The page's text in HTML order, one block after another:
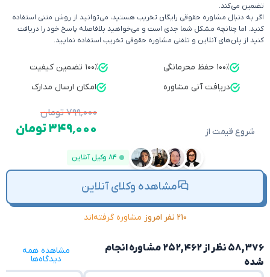
تضمین می‌کند.
اگر به دنبال مشاوره حقوقی رایگان تخریب هستید، می‌توانید از روش متنی استفاده
کنید. اما چنانچه مشکل شما جدی است و می‌خواهید بلافاصله پاسخ خود را دریافت
کنید از پلن‌های آنلاین و تلفنی مشاوره حقوقی تخریب استفاده نمایید.
۱۰۰٪ حفظ محرمانگی
۱۰۰٪ تضمین کیفیت
دریافت آنی مشاوره
امکان ارسال مدارک
شروع قیمت از
۷۹۹٬۰۰۰ تومان
۳۴۹٬۰۰۰ تومان
۸۴ وکیل آنلاین
مشاهده وکلای آنلاین
۲۱۰ نفر امروز مشاوره گرفته‌اند
۵۸,۳۷۶ نظر از ۲۵۲,۴۶۲ مشاوره انجام
شده
مشاهده همه
دیدگاه‌ها